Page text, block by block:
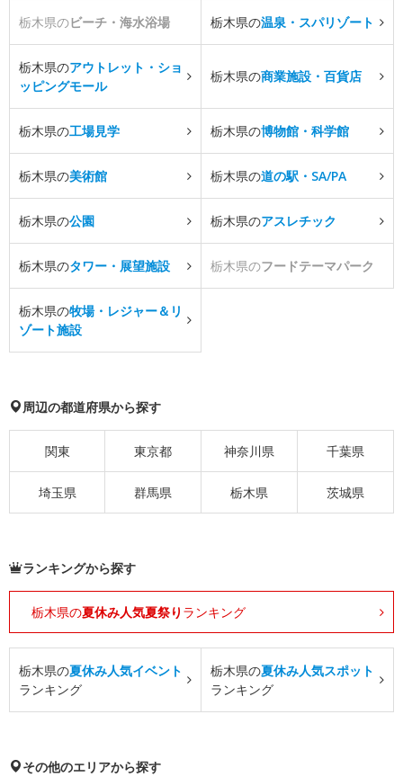
栃木県のビーチ・海水浴場 栃木県の温泉・スパリゾート
栃木県のアウトレット・ショ
ッピングモール
栃木県の商業施設・百貨店
栃木県の工場見学 栃木県の博物館・科学館
栃木県の美術館 栃木県の道の駅・SA/PA
栃木県の公園 栃木県のアスレチック
栃木県のタワー・展望施設 栃木県のフードテーマパーク
栃木県の牧場・レジャー＆リ
ゾート施設
周辺の都道府県から探す
関東 東京都 神奈川県 千葉県
埼玉県 群馬県 栃木県 茨城県
ランキングから探す
栃木県の夏休み人気夏祭り ランキング
栃木県の夏休み人気イベント
ランキング
栃木県の夏休み人気スポット
ランキング
その他のエリアから探す